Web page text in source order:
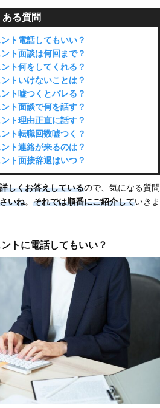
る質問
ト電話してもいい？
ト面談は何回まで？
ト何をしてくれる？
トいけないことは？
ト嘘つくとバレる？
ト面談で何を話す？
ト理由正直に話す？
ト転職回数嘘つく？
ト連絡が来るのは？
ト面接辞退はいつ？
しくお答えしているので、気になる質問
いね。 それでは順番にご紹介していきま
トに電話してもいい？